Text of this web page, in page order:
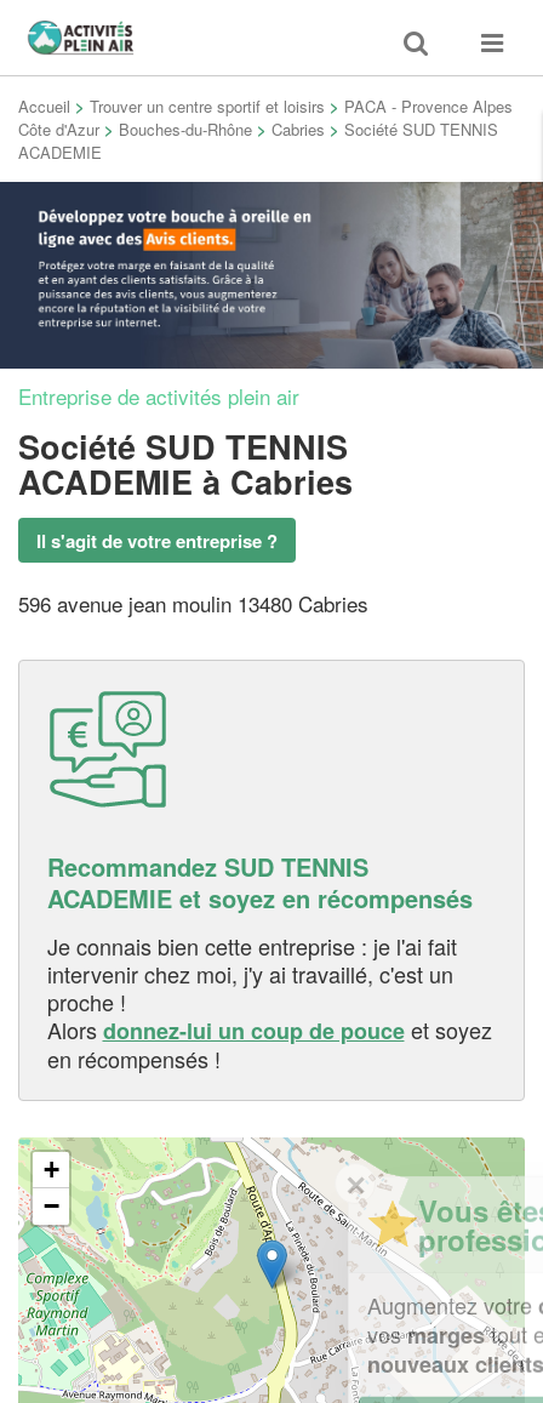
Toggle
search
Toggle
Accueil > Trouver un centre sportif et loisirs > PACA - Provence Alpes
Côte d'Azur > Bouches-du-Rhône > Cabries > Société SUD TENNIS
ACADEMIE
Entreprise de activités plein air
Société SUD TENNIS
ACADEMIE à Cabries
Il s'agit de votre entreprise ?
596 avenue jean moulin 13480 Cabries
Recommandez SUD TENNIS
ACADEMIE et soyez en récompensés
Je connais bien cette entreprise : je l'ai fait
intervenir chez moi, j'y ai travaillé, c'est un
proche !
Alorsdonnez-lui un coup de pouceet soyez
en récompensés !
+
−
✕
Vous êtes un
professionnel ?
Augmentez votre chiffre d'affaireset
vos margestout en gagnant de
nouveaux clients!